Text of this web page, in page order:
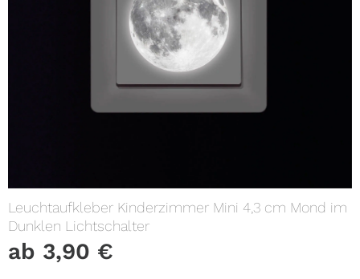
Leuchtaufkleber Kinderzimmer Mini 4,3 cm Mond im
Dunklen Lichtschalter
ab 3,90 €